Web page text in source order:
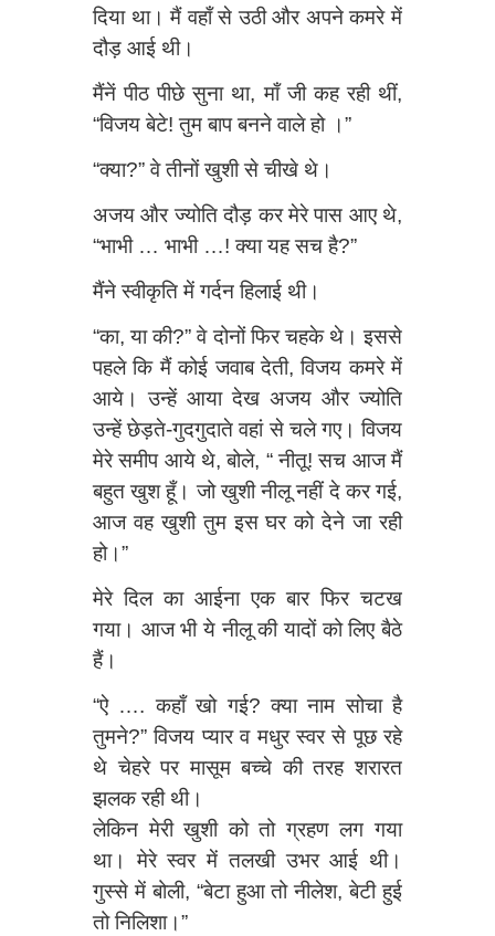
दिया था। मैं वहाँ से उठी और अपने कमरे में
दौड़ आई थी।
मैंनें पीठ पीछे सुना था, माँ जी कह रही थीं,
“विजय बेटे! तुम बाप बनने वाले हो ।”
“क्या?” वे तीनों खुशी से चीखे थे।
अजय और ज्योति दौड़ कर मेरे पास आए थे,
“भाभी … भाभी …! क्या यह सच है?”
मैंने स्वीकृति में गर्दन हिलाई थी।
“का, या की?” वे दोनों फिर चहके थे। इससे
पहले कि मैं कोई जवाब देती, विजय कमरे में
आये। उन्हें आया देख अजय और ज्योति
उन्हेंछेड़ते-गुदगुदाते वहां से चले गए। विजय
मेरे समीप आये थे, बोले, “ नीतू! सच आज मैं
बहुत खुश हूँ। जो खुशी नीलू नहीं दे कर गई,
आज वह खुशी तुम इस घर को देने जा रही
हो।”
मेरे दिल का आईना एक बार फिर चटख
गया। आज भी ये नीलू की यादों को लिए बैठे
हैं।
“ऐ …. कहाँ खो गई? क्या नाम सोचा है
तुमने?” विजय प्यार व मधुर स्वर से पूछ रहे
थे चेहरे पर मासूम बच्चे की तरह शरारत
झलक रही थी।
लेकिन मेरी खुशी को तो ग्रहण लग गया
था। मेरे स्वर में तलखी उभर आई थी।
गुस्से में बोली, “बेटा हुआ तो नीलेश, बेटी हुई
तो निलिशा।”